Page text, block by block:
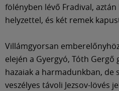
fölényben lévő Fradival,
helyzettel, és két remek
Villámgyorsan
elején a Gyergyó, Tóth Gergő
hazaiak a harmadunkban, de
veszélyes távoli Jezsov-lövés